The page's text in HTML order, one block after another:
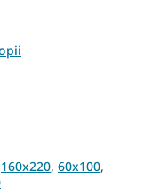
160x220, 60x100,